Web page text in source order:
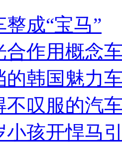
成“宝马”
合作用概念
的韩国魅力
不叹服的汽
小孩开悍马